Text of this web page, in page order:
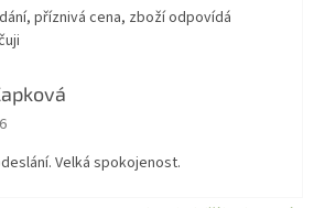
příznivá cena, zboží odpovídá
obchodu je 5 z 5 hvězdiček.
Velká spokojenost.